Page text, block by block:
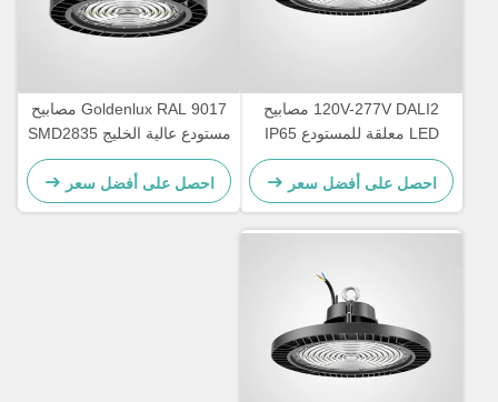
120V-277V DALI2 مصابيح
LED معلقة للمستودع IP65
مقاومة للماء
احصل على أفضل سعر
Goldenlux RAL 9017 مصابيح
مستودع عالية الخليج SMD2835
مصابيح الصناعية عالية الخليج
احصل على أفضل سعر